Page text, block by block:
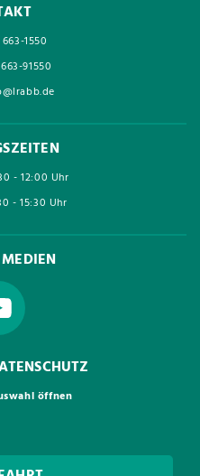
1550
91550
- 12:00 Uhr
- 15:30 Uhr
öffnen